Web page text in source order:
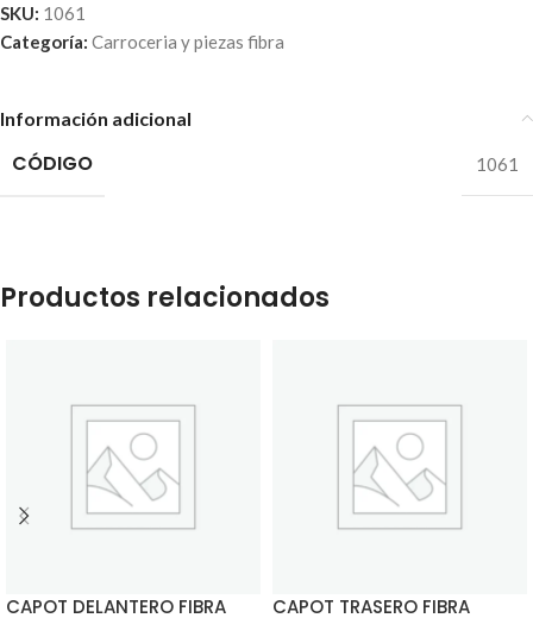
SKU: 1061
Categoría: Carroceria y piezas fibra
Información adicional
CÓDIGO 1061
Productos relacionados
CAPOT DELANTERO FIBRA
CAPOT TRASERO FIBRA